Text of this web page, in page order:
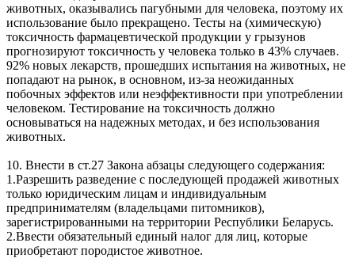
животных, оказывались пагубными для человека, поэтому их
использование было прекращено. Тесты на (химическую)
токсичность фармацевтической продукции у грызунов
прогнозируют токсичность у человека только в 43% случаев.
92% новых лекарств, прошедших испытания на животных, не
попадают на рынок, в основном, из-за неожиданных
побочных эффектов или неэффективности при употреблении
человеком. Тестирование на токсичность должно
основываться на надежных методах, и без использования
животных.
10. Внести в ст.27 Закона абзацы следующего содержания:
1.Разрешить разведение с последующей продажей животных
только юридическим лицам и индивидуальным
предпринимателям (владельцами питомников),
зарегистрированными на территории Республики Беларусь.
2.Ввести обязательный единый налог для лиц, которые
приобретают породистое животное.